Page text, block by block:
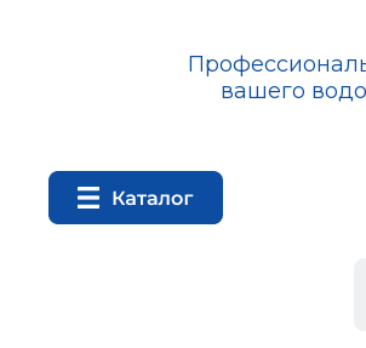
вашего